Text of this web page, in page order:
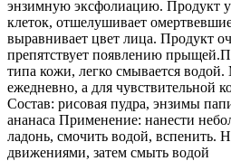
энзимную эксфолиацию. Продукт
клеток, отшелушивает
выравнивает цвет лица. Продукт
препятствует появлению
типа кожи, легко смывается
ежедневно, а для чувствительной
Состав: рисовая пудра, энзимы
ананаса Применение: нанести
ладонь, смочить водой, вспенить.
движениями, затем смыть водой